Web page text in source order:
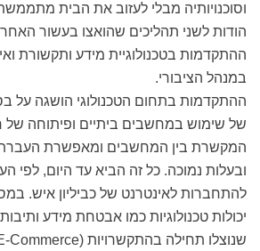
וסוכנויותיה מבלי לעזוב את הבית
הודות לשני תהליכים שהואצו בעשור
ההתקדמות בטכנולוגיית מידע ותקשורת
במנהל הציבורי.
ההתקדמות בתחום הטכנולוגי הושגה על
של שימוש במחשבים ביתיים ופיתוחה של
המקשרת בין המחשבים ומאפשרת
ובעלות נמוכה. כל זה הביא עד היום, לפי
להתחברות לאינטרנט של כביליון איש.
יכולות טכנולוגיות כמו אבטחת מידע